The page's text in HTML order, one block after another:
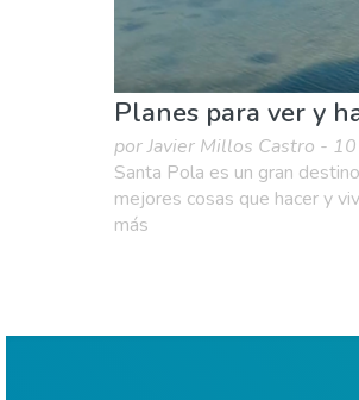
Planes para ver y
por Javier Millos Castro -
Santa Pola es un gran
mejores cosas que hacer y
más